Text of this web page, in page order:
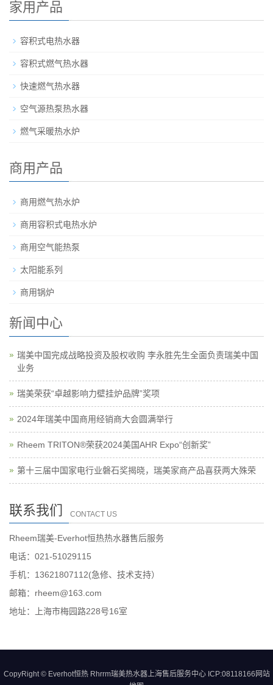
家用产品
容积式电热水器
容积式燃气热水器
快速燃气热水器
空气源热泵热水器
燃气采暖热水炉
商用产品
商用燃气热水炉
商用容积式电热水炉
商用空气能热泵
太阳能系列
商用锅炉
新闻中心
瑞美中国完成战略投资及股权收购 李永胜先生全面负责瑞美中国
业务
瑞美荣获“卓越影响力壁挂炉品牌”奖项
2024年瑞美中国商用经销商大会圆满举行
Rheem TRITON®荣获2024美国AHR Expo“创新奖”
第十三届中国家电行业磐石奖揭晓，瑞美家商产品喜获两大殊荣
联系我们 CONTACT US
Rheem瑞美-Everhot恒热热水器售后服务
电话：021-51029115
手机：13621807112(急修、技术支持）
邮箱：rheem@163.com
地址：上海市梅园路228号16室
CopyRight © Everhot恒热 Rhrrm瑞美热水器上海售后服务中心 ICP:08118166 网站